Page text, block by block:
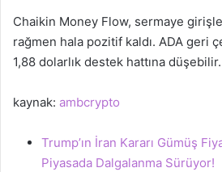
Chaikin Money Flow, sermaye
rağmen hala pozitif kaldı. ADA geri
1,88 dolarlık destek hattına düşebilir.
kaynak: ambcrypto
Trump’ın İran Kararı Gümüş
Piyasada Dalgalanma Sürüyor!